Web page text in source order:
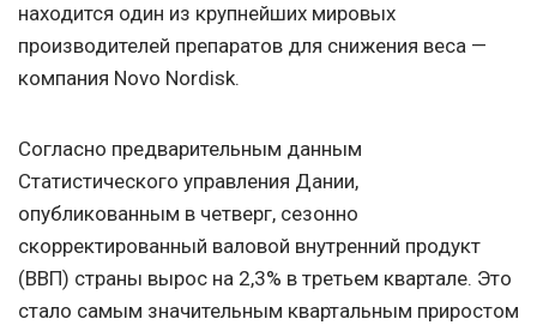
находится один из крупнейших мировых
производителей препаратов для снижения веса —
компания Novo Nordisk.
Согласно предварительным данным
Статистического управления Дании,
опубликованным в четверг, сезонно
скорректированный валовой внутренний продукт
(ВВП) страны вырос на 2,3% в третьем квартале. Это
стало самым значительным квартальным приростом